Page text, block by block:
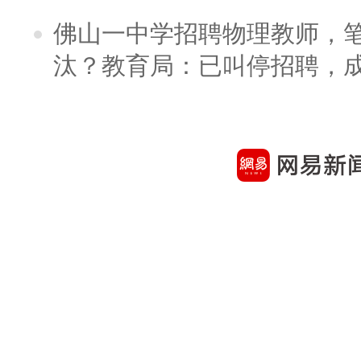
佛山一中学招聘物理教师，
汰？教育局：已叫停招聘，